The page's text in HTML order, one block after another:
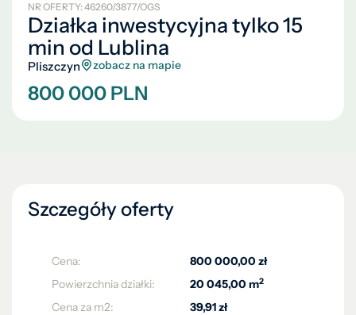
NR OFERTY: 46260/3877/OGS
Działka inwestycyjna tylko 15
min od Lublina
Pliszczyn zobacz na mapie
800 000 PLN
Szczegóły oferty
Cena:
800 000,00 zł
Powierzchnia działki:
20 045,00 m2
Cena za m2:
39,91 zł